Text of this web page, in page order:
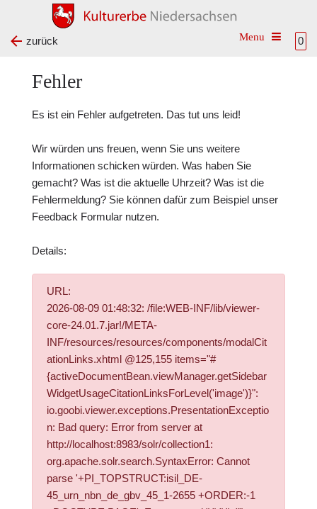
0
Toggle
zurück
Fehler
Es ist ein Fehler aufgetreten. Das tut uns leid!
Wir würden uns freuen, wenn Sie uns weitere
Informationen schicken würden. Was haben Sie
gemacht? Was ist die aktuelle Uhrzeit? Was ist die
Fehlermeldung? Sie können dafür zum Beispiel unser
Feedback Formularnutzen.
Details:
URL:
2026-08-09 01:48:32: /file:WEB-INF/lib/viewer-
core-24.01.7.jar!/META-
INF/resources/resources/components/modalCit
ationLinks.xhtml @125,155 items="#
{activeDocumentBean.viewManager.getSidebar
WidgetUsageCitationLinksForLevel('image')}":
io.goobi.viewer.exceptions.PresentationExceptio
n: Bad query: Error from server at
http://localhost:8983/solr/collection1:
org.apache.solr.search.SyntaxError: Cannot
parse '+PI_TOPSTRUCT:isil_DE-
45_urn_nbn_de_gbv_45_1-2655 +ORDER:-1